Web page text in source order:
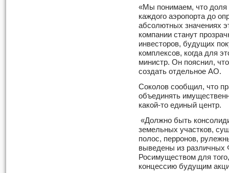
«Мы понимаем, что доля
каждого аэропорта до
абсолютных значениях
компании станут
инвесторов, будущих
комплексов, когда для
министр. Он пояснил,
создать отдельное АО.
Соколов сообщил, что
объединять
какой-то единый центр.
«Должно быть
земельных участков,
полос, перронов,
выведены из различных
Росимуществом для
концессию будущим